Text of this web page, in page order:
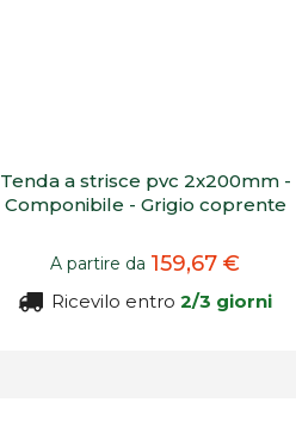
Tenda a strisce pvc 2x200mm -
Componibile - Grigio coprente
A partire da 159,67 €
Ricevilo entro2/3 giorni